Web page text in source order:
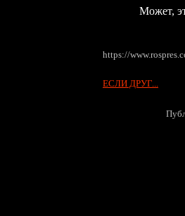
Может, этот
https://
ЕСЛИ ДРУГ...